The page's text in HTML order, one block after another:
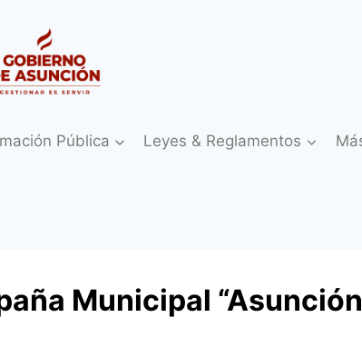
Pública Leyes & Reglamentos
Municipal